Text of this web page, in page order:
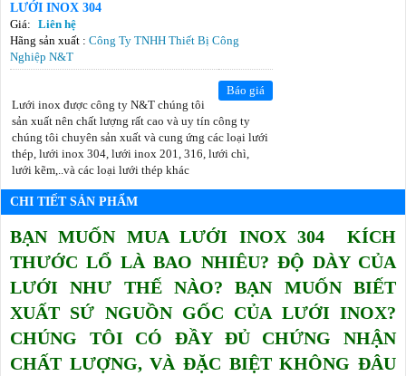
LƯỚI INOX 304
Giá: Liên hệ
Hãng sản xuất : Công Ty TNHH Thiết Bị Công
Nghiệp N&T
Báo giá
Lưới inox được công ty N&T chúng tôi
sản xuất nên chất lượng rất cao và uy tín công ty
chúng tôi chuyên sản xuất và cung ứng các loại lưới
thép, lưới inox 304, lưới inox 201, 316, lưới chì,
lưới kẽm,..và các loại lưới thép khác
CHI TIẾT SẢN PHẨM
BẠN MUỐN MUA LƯỚI INOX 304 KÍCH
THƯỚC LỔ LÀ BAO NHIÊU? ĐỘ DÀY CỦA
LƯỚI NHƯ THẾ NÀO? BẠN MUỐN BIẾT
XUẤT SỨ NGUỒN GỐC CỦA LƯỚI INOX?
CHÚNG TÔI CÓ ĐẦY ĐỦ CHỨNG NHẬN
CHẤT LƯỢNG, VÀ ĐẶC BIỆT KHÔNG ĐÂU